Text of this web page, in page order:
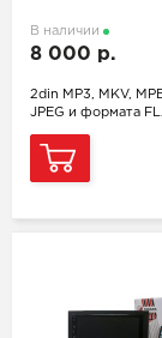
В наличии
8 000 р.
2din MP3, MKV,
JPEG и формата